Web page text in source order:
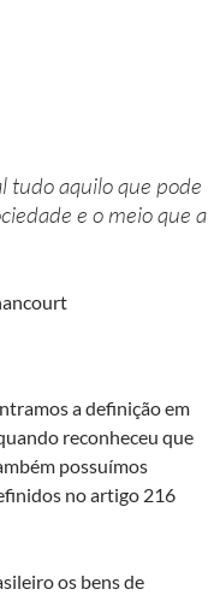
tudo aquilo que pode
e o meio que a
a definição em
reconheceu que
possuímos
no artigo 216
os bens de